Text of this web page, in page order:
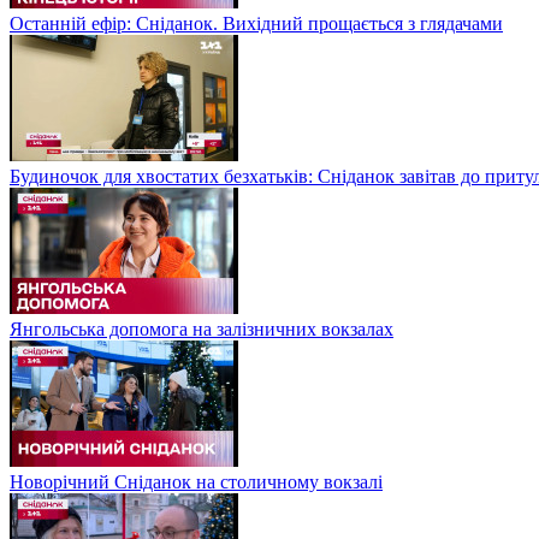
Останній ефір: Сніданок. Вихідний прощається з глядачами
Будиночок для хвостатих безхатьків: Сніданок завітав до
Янгольська допомога на залізничних вокзалах
Новорічний Сніданок на столичному вокзалі